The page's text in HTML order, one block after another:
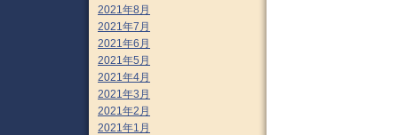
2021年8月
2021年7月
2021年6月
2021年5月
2021年4月
2021年3月
2021年2月
2021年1月